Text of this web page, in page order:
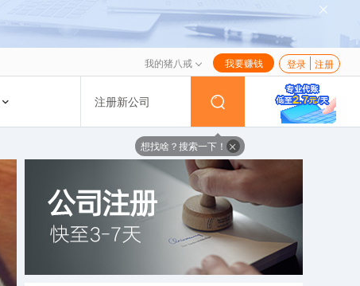
我的猪八戒 我要赚钱 登录 注册
注册新公司
想找啥？搜索一下！